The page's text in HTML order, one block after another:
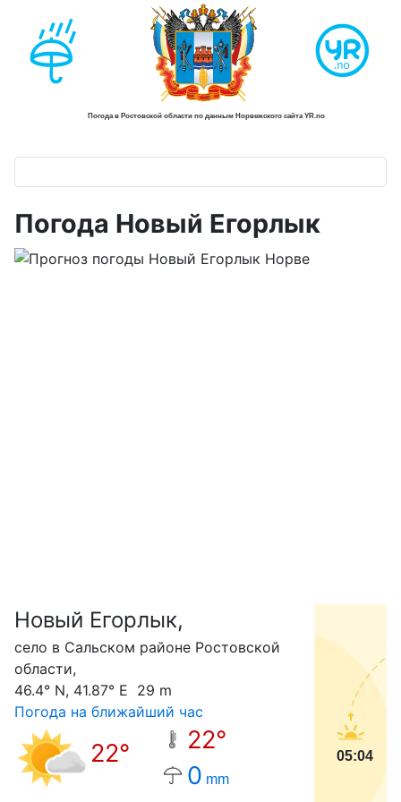
Погода Новый Егорлык
Новый Егорлык,
село в Сальском районе Ростовской
области,
46.4° N, 41.87° E 29 m
Погода на ближайший час
22°
22°
0 mm
05:04